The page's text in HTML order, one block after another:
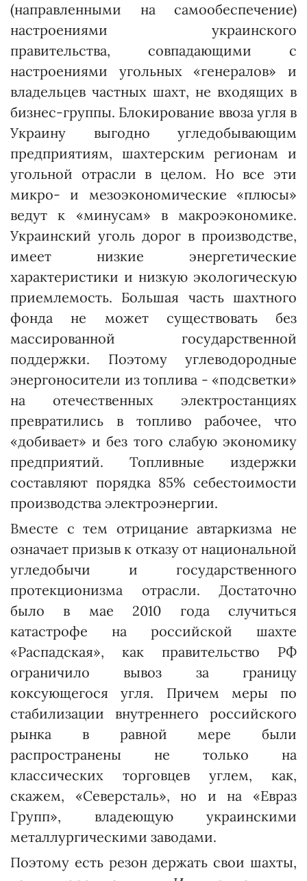
(направленными на самообеспечение)
настроениями украинского
правительства, совпадающими с
настроениями угольных «генералов» и
владельцев частных шахт, не входящих в
бизнес-группы. Блокирование ввоза угля в
Украину выгодно угледобывающим
предприятиям, шахтерским регионам и
угольной отрасли в целом. Но все эти
микро- и мезоэкономические «плюсы»
ведут к «минусам» в макроэкономике.
Украинский уголь дорог в производстве,
имеет низкие энергетические
характеристики и низкую экологическую
приемлемость. Большая часть шахтного
фонда не может существовать без
массированной государственной
поддержки. Поэтому углеводородные
энергоносители из топлива - «подсветки»
на отечественных электростанциях
превратились в топливо рабочее, что
«добивает» и без того слабую экономику
предприятий. Топливные издержки
составляют порядка 85% себестоимости
производства электроэнергии.
Вместе с тем отрицание автаркизма не
означает призыв к отказу от национальной
угледобычи и государственного
протекционизма отрасли. Достаточно
было в мае 2010 года случиться
катастрофе на российской шахте
«Распадская», как правительство РФ
ограничило вывоз за границу
коксующегося угля. Причем меры по
стабилизации внутреннего российского
рынка в равной мере были
распространены не только на
классических торговцев углем, как,
скажем, «Северсталь», но и на «Евраз
Групп», владеющую украинскими
металлургическими заводами.
Поэтому есть резон держать свои шахты,